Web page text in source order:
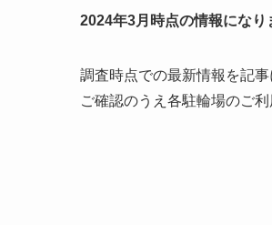
2024年3月時点の情報になり
調査時点での最新情報を記
ご確認のうえ各駐輪場のご利